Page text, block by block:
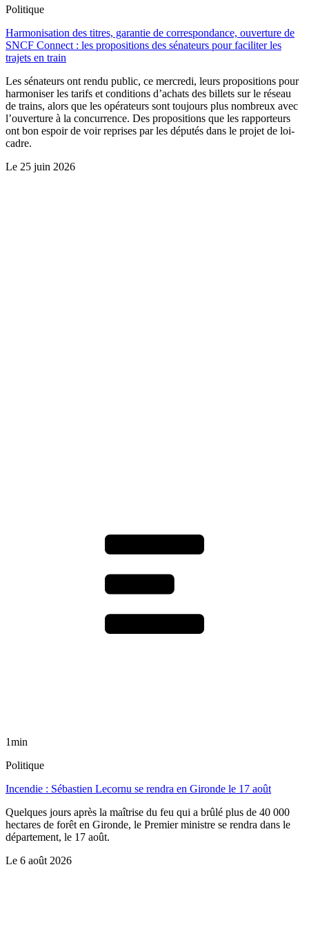
Politique
Harmonisation des titres, garantie de correspondance, ouverture de
SNCF Connect : les propositions des sénateurs pour faciliter les
trajets en train
Les sénateurs ont rendu public, ce mercredi, leurs propositions pour
harmoniser les tarifs et conditions d’achats des billets sur le réseau
de trains, alors que les opérateurs sont toujours plus nombreux avec
l’ouverture à la concurrence. Des propositions que les rapporteurs
ont bon espoir de voir reprises par les députés dans le projet de loi-
cadre.
Le 25 juin 2026
1min
Politique
Incendie : Sébastien Lecornu se rendra en Gironde le 17 août
Quelques jours après la maîtrise du feu qui a brûlé plus de 40 000
hectares de forêt en Gironde, le Premier ministre se rendra dans le
département, le 17 août.
Le 6 août 2026